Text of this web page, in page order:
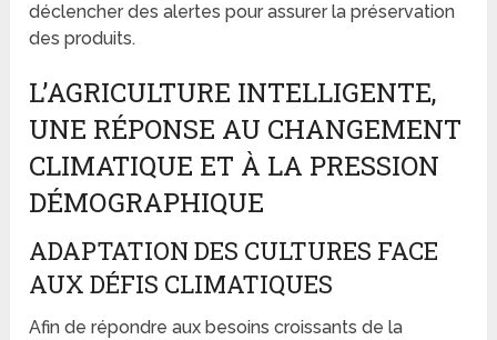
déclencher des alertes pour assurer la préservation
des produits.
L’AGRICULTURE INTELLIGENTE,
UNE RÉPONSE AU CHANGEMENT
CLIMATIQUE ET À LA PRESSION
DÉMOGRAPHIQUE
ADAPTATION DES CULTURES FACE
AUX DÉFIS CLIMATIQUES
Afin de répondre aux besoins croissants de la